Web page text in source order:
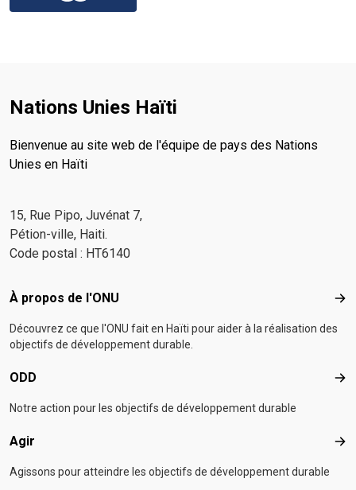
Nations Unies Haïti
Bienvenue au site web de l'équipe de pays des Nations
Unies en Haïti
15, Rue Pipo, Juvénat 7,
Pétion-ville, Haiti.
Code postal : HT6140
Footer menu
À propos de l'ONU À
Découvrez ce que l'ONU fait en Haïti pour aider à la réalisation des
objectifs de développement durable.
ODD
Notre action pour les objectifs de développement durable
Agir Agir
Agissons pour atteindre les objectifs de développement durable